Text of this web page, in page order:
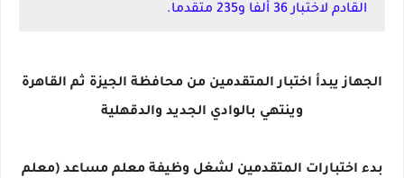
القادم لاختبار 36 ألفا و235 متقدما.
الجهاز يبدأ اختبار المتقدمين من محافظة الجيزة ثم القاهرة
وينتهي بالوادي الجديد والدقهلية
بدء اختبارات المتقدمين لشغل وظيفة معلم مساعد (معلم